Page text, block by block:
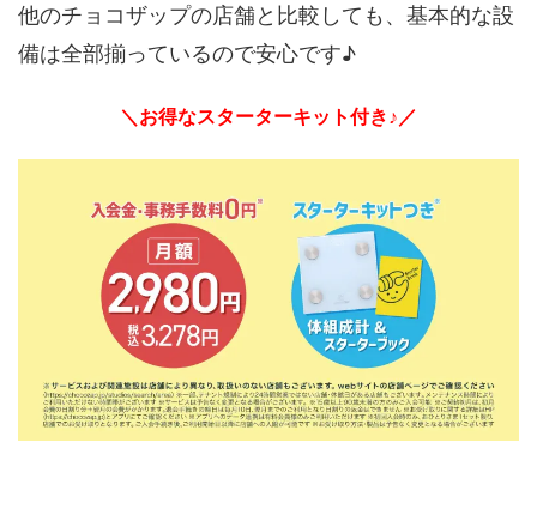
他のチョコザップの店舗と比較しても、基本的な設
備は全部揃っているので安心です♪
＼お得なスターターキット付き♪／